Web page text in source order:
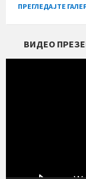
ПРЕГЛЕДАЈТЕ
ВИДЕО